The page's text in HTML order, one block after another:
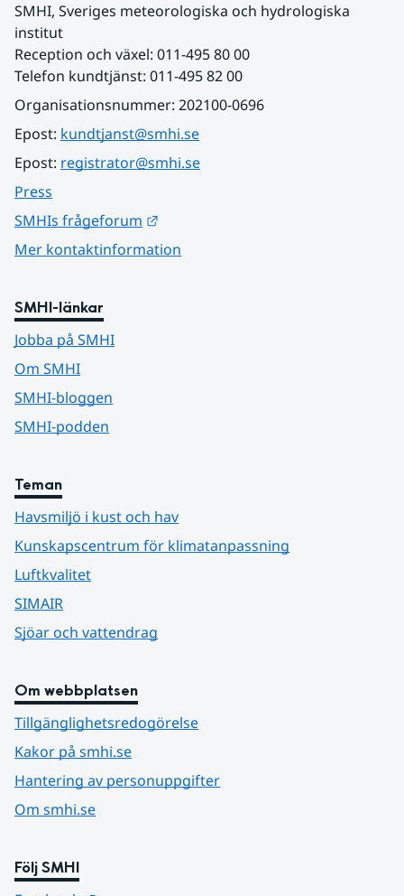
SMHI, Sveriges meteorologiska och hydrologiska
institut
Reception och växel: 011-495 80 00
Telefon kundtjänst: 011-495 82 00
Organisationsnummer: 202100-0696
Epost: kundtjanst@smhi.se
Epost: registrator@smhi.se
Press
SMHIs frågeforum
Mer kontaktinformation
SMHI-länkar
Jobba på SMHI
Om SMHI
SMHI-bloggen
SMHI-podden
Teman
Havsmiljö i kust och hav
Kunskapscentrum för klimatanpassning
Luftkvalitet
SIMAIR
Sjöar och vattendrag
Om webbplatsen
Tillgänglighetsredogörelse
Kakor på smhi.se
Hantering av personuppgifter
Om smhi.se
Följ SMHI